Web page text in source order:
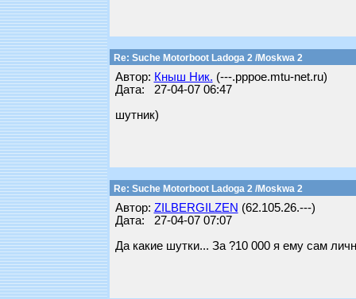
Re: Suche Motorboot Ladoga 2 /Moskwa 2
Автор: Кныш Ник. (---.pppoe.mtu-net.ru)
Дата: 27-04-07 06:47
шутник)
Re: Suche Motorboot Ladoga 2 /Moskwa 2
Автор: ZILBERGILZEN (62.105.26.---)
Дата: 27-04-07 07:07
Да какие шутки... За ?10 000 я ему сам